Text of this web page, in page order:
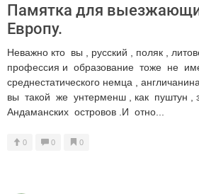
Памятка для
Европу.
Неважно кто вы , русский , поляк ,
профессия и образование тоже не
среднестатического немца ,
вы такой же унтерменш , как пуштун ,
Андаманских островов .И отно...
0 0 0